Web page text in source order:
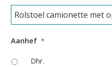
Aanhef *
Dhr.